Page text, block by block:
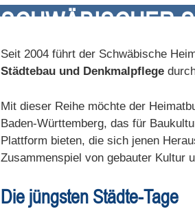
SCHWÄBISCHER
Seit 2004 führt der Schwäbische
Städtebau und Denkmalpflege
Mit dieser Reihe möchte der
Baden-Württemberg, das für
Plattform bieten, die sich jenen
Zusammenspiel von gebauter Kultur
Die jüngsten Städte-Tage